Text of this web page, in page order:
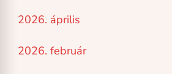
2026. április
2026. február